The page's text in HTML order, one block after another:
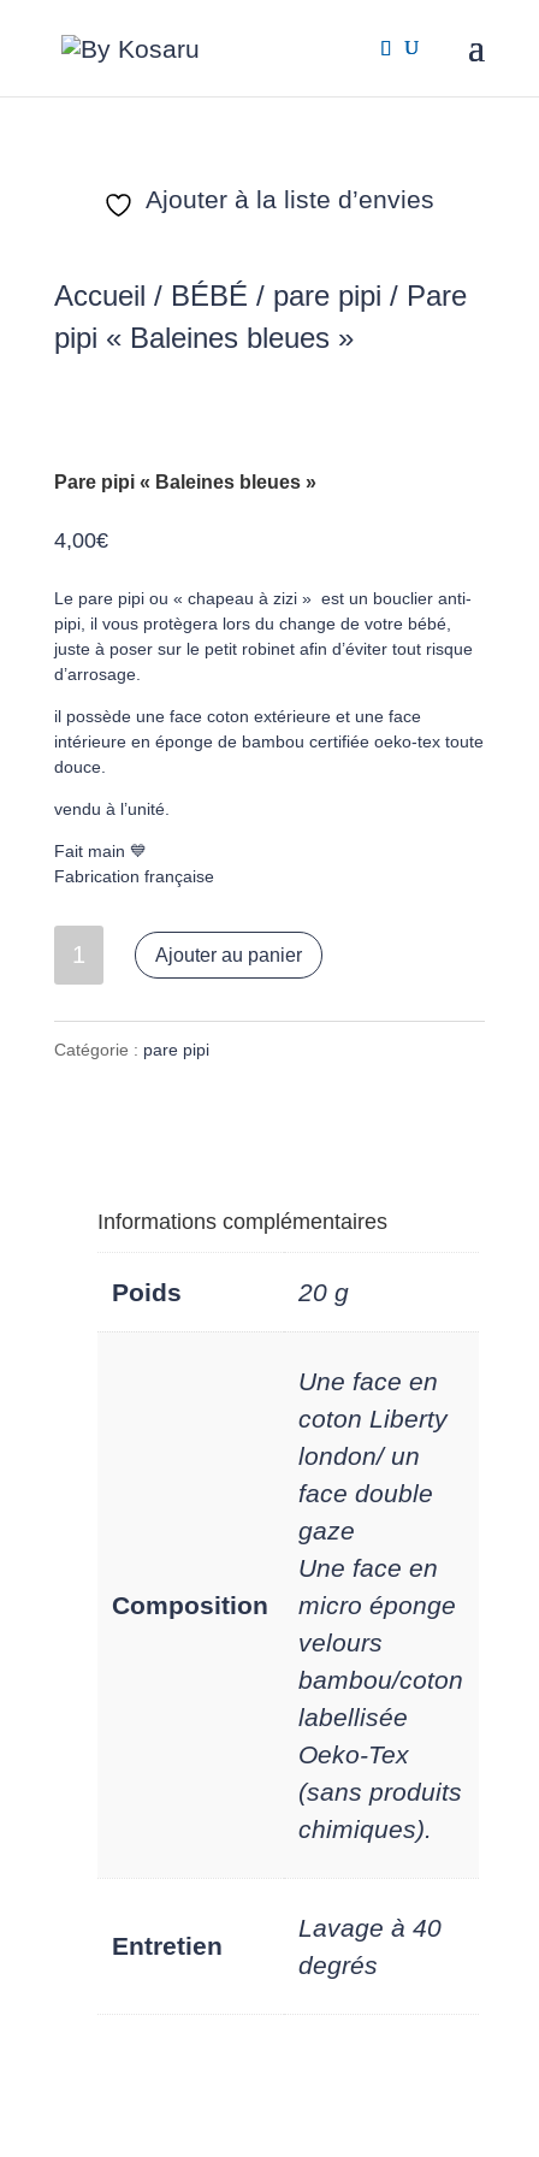
Ajouter à la liste d’envies
Accueil / BÉBÉ / pare pipi / Pare
pipi « Baleines bleues »
Pare pipi « Baleines bleues »
4,00€
Le pare pipi ou « chapeau à zizi » est un bouclier anti-
pipi, il vous protègera lors du change de votre bébé,
juste à poser sur le petit robinet afin d’éviter tout risque
d’arrosage.
il possède une face coton extérieure et une face
intérieure en éponge de bambou certifiée oeko-tex toute
douce.
vendu à l’unité.
Fait main 💙
Fabrication française
quantité
de
Pare
Ajouter au panier
Catégorie : pare pipi
Informations complémentaires
Poids 20 g
Composition
Une face en
coton Liberty
london/ un
face double
gaze
Une face en
micro éponge
velours
bambou/coton
labellisée
Oeko-Tex
(sans produits
chimiques).
Entretien
Lavage à 40
degrés